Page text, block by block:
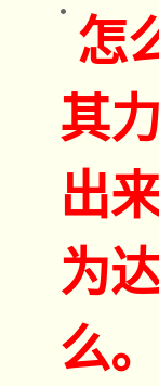
怎
其
出
为
么。